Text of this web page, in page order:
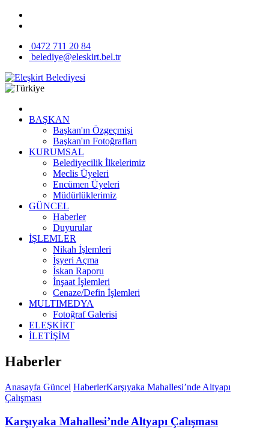
0472 711 20 84
belediye@eleskirt.bel.tr
BAŞKAN
Başkan'ın Özgeçmişi
Başkan'ın Fotoğrafları
KURUMSAL
Belediyecilik İlkelerimiz
Meclis Üyeleri
Encümen Üyeleri
Müdürlüklerimiz
GÜNCEL
Haberler
Duyurular
İŞLEMLER
Nikah İşlemleri
İşyeri Açma
İskan Raporu
İnşaat İşlemleri
Cenaze/Defin İşlemleri
MULTIMEDYA
Fotoğraf Galerisi
ELEŞKİRT
İLETİŞİM
Haberler
Anasayfa Güncel HaberlerKarşıyaka Mahallesi’nde Altyapı
Çalışması
Karşıyaka Mahallesi’nde Altyapı Çalışması